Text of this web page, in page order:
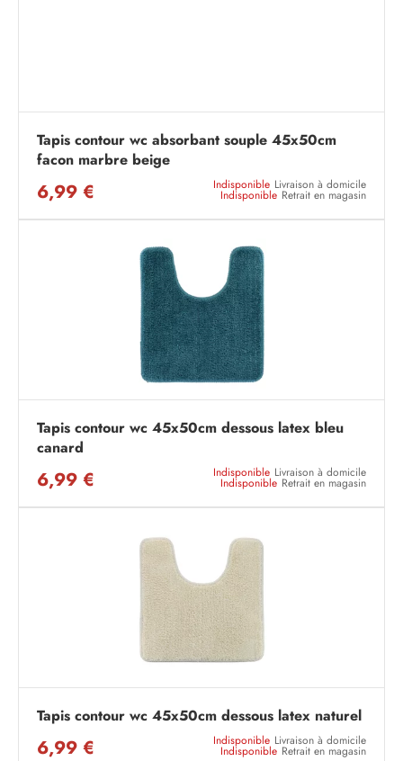
Tapis contour wc absorbant souple 45x50cm
facon marbre beige
6,99 € Indisponible Livraison à domicile
Indisponible Retrait en magasin
Tapis contour wc 45x50cm dessous latex bleu
canard
6,99 € Indisponible Livraison à domicile
Indisponible Retrait en magasin
Tapis contour wc 45x50cm dessous latex naturel
6,99 € Indisponible Livraison à domicile
Indisponible Retrait en magasin